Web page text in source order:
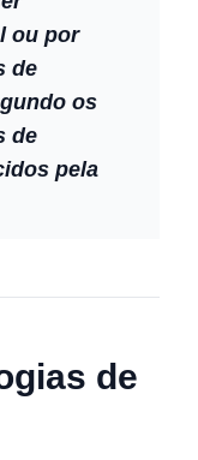
ou por
de
os
de
pela
de